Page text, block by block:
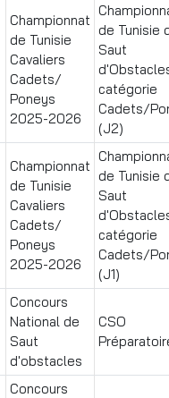
Championnat
de Tunisie
Cavaliers
Cadets/
Poneys
2025-2026
de Tunisie
Saut
catégorie
Cadets/
(J2)
Championnat
de Tunisie
Cavaliers
Cadets/
Poneys
2025-2026
de Tunisie
Saut
catégorie
Cadets/
(J1)
Concours
National de
Saut
d'obstacles
CSO
Concours